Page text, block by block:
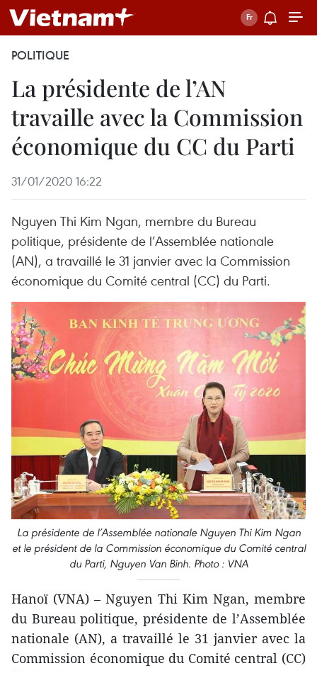
POLITIQUE
La présidente de l’AN
travaille avec la Commission
économique du CC du Parti
31/01/2020 16:22
Nguyen Thi Kim Ngan, membre du Bureau
politique, présidente de l’Assemblée nationale
(AN), a travaillé le 31 janvier avec la Commission
économique du Comité central (CC) du Parti.
La présidente de l’Assemblée nationale Nguyen Thi Kim Ngan
et le président de la Commission économique du Comité central
du Parti, Nguyen Van Binh. Photo : VNA
Hanoï (VNA) – Nguyen Thi Kim Ngan, membre
du Bureau politique, présidente de l’Assemblée
nationale (AN), a travaillé le 31 janvier avec la
Commission économique du Comité central (CC)